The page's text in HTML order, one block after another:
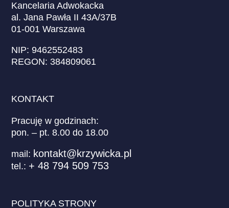
Kancelaria Adwokacka
al. Jana Pawła II 43A/37B
01-001 Warszawa
NIP: 9462552483
REGON: 384809061
KONTAKT
Pracuję w godzinach:
pon. – pt. 8.00 do 18.00
mail: kontakt@krzywicka.pl
tel.: + 48 794 509 753
POLITYKA STRONY